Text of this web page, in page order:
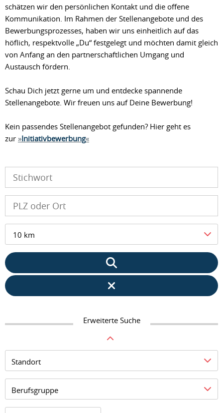
schätzen wir den persönlichen Kontakt und die offene
Kommunikation. Im Rahmen der Stellenangebote und des
Bewerbungsprozesses, haben wir uns einheitlich auf das
höflich, respektvolle „Du“ festgelegt und möchten damit gleich
von Anfang an den partnerschaftlichen Umgang und
Austausch fördern.
Schau Dich jetzt gerne um und entdecke spannende
Stellenangebote. Wir freuen uns auf Deine Bewerbung!
Kein passendes Stellenangebot gefunden? Hier geht es
zur Initiativbewerbung
10 km
Erweiterte Suche
Standort
Berufsgruppe